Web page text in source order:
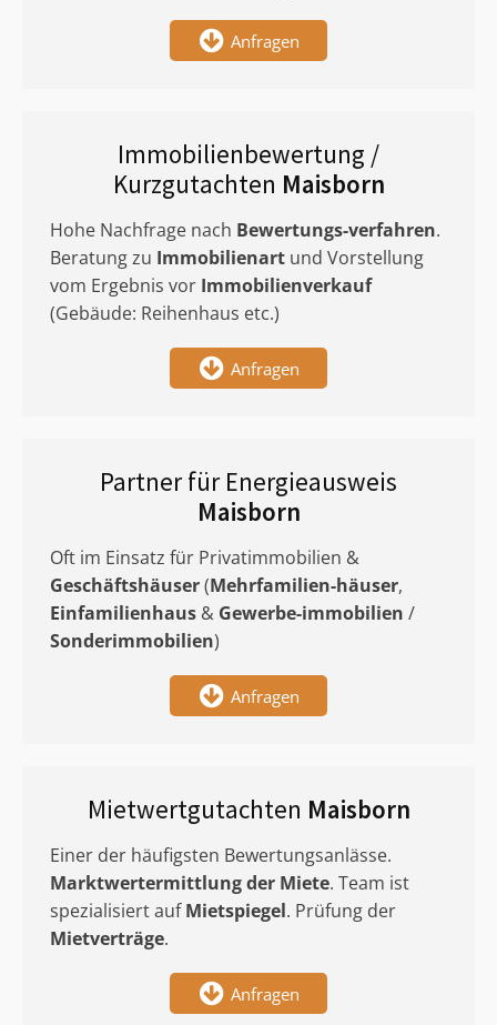
Anfragen
Immobilienbewertung /
Kurzgutachten Maisborn
Hohe Nachfrage nach Bewertungs-verfahren.
Beratung zu Immobilienart und Vorstellung
vom Ergebnis vor Immobilienverkauf
(Gebäude: Reihenhaus etc.)
Anfragen
Partner für Energieausweis
Maisborn
Oft im Einsatz für Privatimmobilien &
Geschäftshäuser(Mehrfamilien-häuser,
Einfamilienhaus & Gewerbe-immobilien /
Sonderimmobilien)
Anfragen
Mietwertgutachten Maisborn
Einer der häufigsten Bewertungsanlässe.
Marktwertermittlungder Miete. Team ist
spezialisiert aufMietspiegel. Prüfung der
Mietverträge.
Anfragen